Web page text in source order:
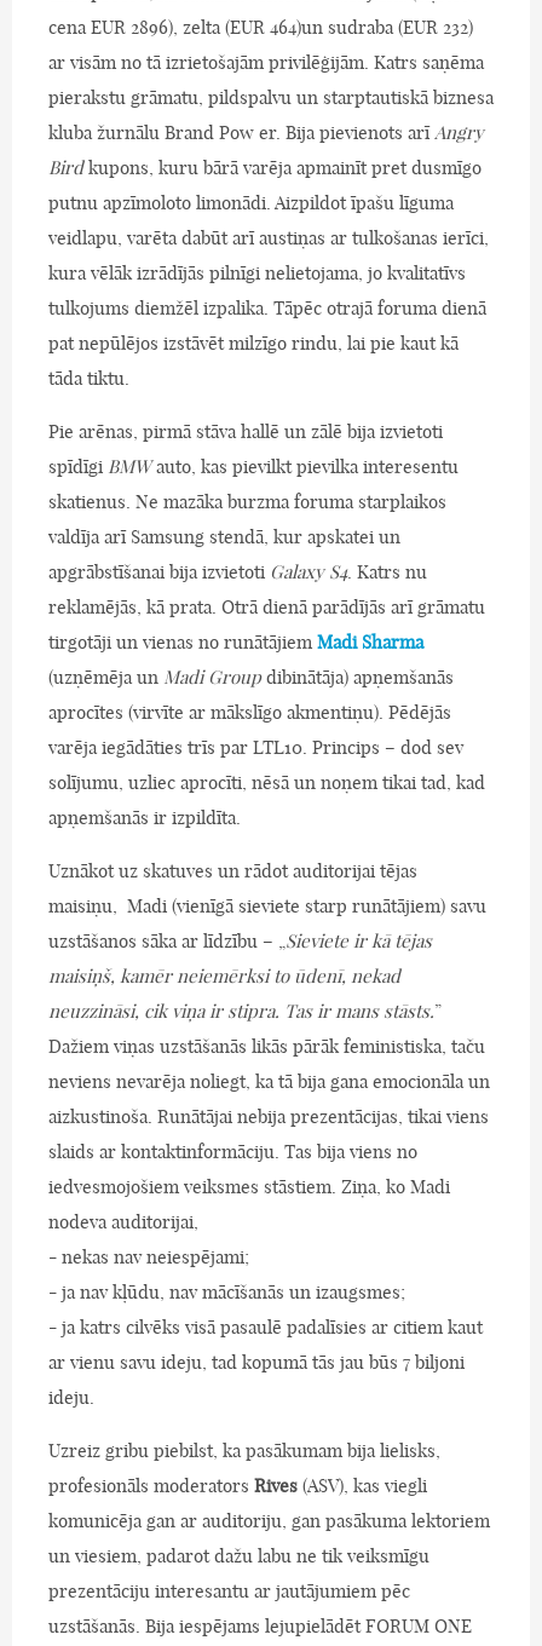
cena EUR 2896), zelta (EUR 464)un sudraba (EUR 232)
ar visām no tā izrietošajām privilēģijām. Katrs saņēma
pierakstu grāmatu, pildspalvu un starptautiskā biznesa
kluba žurnālu Brand Pow er. Bija pievienots arī Angry
Birdkupons, kuru bārā varēja apmainīt pret dusmīgo
putnu apzīmoloto limonādi. Aizpildot īpašu līguma
veidlapu, varēta dabūt arī austiņas ar tulkošanas ierīci,
kura vēlāk izrādījās pilnīgi nelietojama, jo kvalitatīvs
tulkojums diemžēl izpalika. Tāpēc otrajā foruma dienā
pat nepūlējos izstāvēt milzīgo rindu, lai pie kaut kā
tāda tiktu.
Pie arēnas, pirmā stāva hallē un zālē bija izvietoti
spīdīgi BMWauto, kas pievilkt pievilka interesentu
skatienus. Ne mazāka burzma foruma starplaikos
valdīja arī Samsung stendā, kur apskatei un
apgrābstīšanai bija izvietoti Galaxy S4. Katrs nu
reklamējās, kā prata. Otrā dienā parādījās arī grāmatu
tirgotāji un vienas no runātājiem Madi Sharma
(uzņēmēja un Madi Groupdibinātāja) apņemšanās
aprocītes (virvīte ar mākslīgo akmentiņu). Pēdējās
varēja iegādāties trīs par LTL10. Princips – dod sev
solījumu, uzliec aprocīti, nēsā un noņem tikai tad, kad
apņemšanās ir izpildīta.
Uznākot uz skatuves un rādot auditorijai tējas
maisiņu, Madi (vienīgā sieviete starp runātājiem) savu
uzstāšanos sāka ar līdzību – „ Sieviete ir kā tējas
maisiņš, kamēr neiemērksi to ūdenī, nekad
neuzzināsi, cik viņa ir stipra. Tas ir mans stāsts.”
Dažiem viņas uzstāšanās likās pārāk feministiska, taču
neviens nevarēja noliegt, ka tā bija gana emocionāla un
aizkustinoša. Runātājai nebija prezentācijas, tikai viens
slaids ar kontaktinformāciju. Tas bija viens no
iedvesmojošiem veiksmes stāstiem. Ziņa, ko Madi
nodeva auditorijai,
- nekas nav neiespējami;
- ja nav kļūdu, nav mācīšanās un izaugsmes;
- ja katrs cilvēks visā pasaulē padalīsies ar citiem kaut
ar vienu savu ideju, tad kopumā tās jau būs 7 biljoni
ideju.
Uzreiz gribu piebilst, ka pasākumam bija lielisks,
profesionāls moderators Rives (ASV), kas viegli
komunicēja gan ar auditoriju, gan pasākuma lektoriem
un viesiem, padarot dažu labu ne tik veiksmīgu
prezentāciju interesantu ar jautājumiem pēc
uzstāšanās. Bija iespējams lejupielādēt FORUM ONE